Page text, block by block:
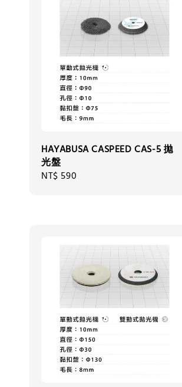
HAYABUSA CASPEED CAS-5 拋
光盤
Regular
NT$ 590